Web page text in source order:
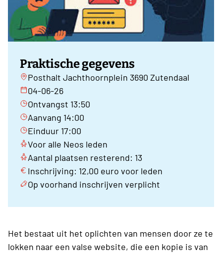
Praktische gegevens
Posthalt Jachthoornplein 3690 Zutendaal
04-06-26
Ontvangst 13:50
Aanvang 14:00
Einduur 17:00
Voor alle Neos leden
Aantal plaatsen resterend: 13
Inschrijving: 12,00 euro voor leden
Op voorhand inschrijven verplicht
Het bestaat uit het oplichten van mensen door ze te
lokken naar een valse website, die een kopie is van